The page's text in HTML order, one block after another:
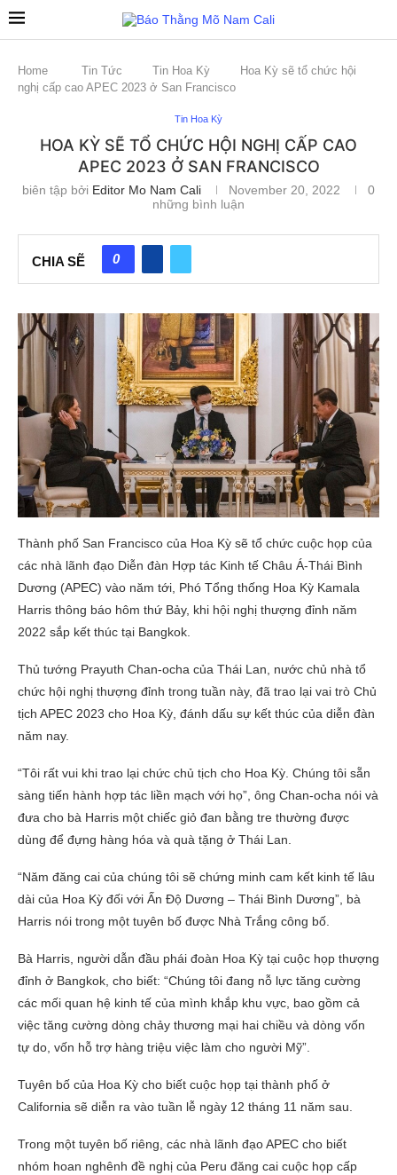
Home Tin Tức Tin Hoa Kỳ
Hoa Kỳ sẽ tổ chức hội
nghị cấp cao APEC 2023 ở San Francisco
Tin Hoa Kỳ
HOA KỲ SẼ TỔ CHỨC HỘI NGHỊ CẤP CAO
APEC 2023 Ở SAN FRANCISCO
biên tập bởi Editor Mo Nam Cali November 20, 2022
0
những bình luận
CHIA SẼ 0
Thành phố San Francisco của Hoa Kỳ sẽ tổ chức cuộc họp của
các nhà lãnh đạo Diễn đàn Hợp tác Kinh tế Châu Á-Thái Bình
Dương (APEC) vào năm tới, Phó Tổng thống Hoa Kỳ Kamala
Harris thông báo hôm thứ Bảy, khi hội nghị thượng đỉnh năm
2022 sắp kết thúc tại Bangkok.
Thủ tướng Prayuth Chan-ocha của Thái Lan, nước chủ nhà tổ
chức hội nghị thượng đỉnh trong tuần này, đã trao lại vai trò Chủ
tịch APEC 2023 cho Hoa Kỳ, đánh dấu sự kết thúc của diễn đàn
năm nay.
“Tôi rất vui khi trao lại chức chủ tịch cho Hoa Kỳ. Chúng tôi sẵn
sàng tiến hành hợp tác liền mạch với họ”, ông Chan-ocha nói và
đưa cho bà Harris một chiếc giỏ đan bằng tre thường được
dùng để đựng hàng hóa và quà tặng ở Thái Lan.
“Năm đăng cai của chúng tôi sẽ chứng minh cam kết kinh tế lâu
dài của Hoa Kỳ đối với Ấn Độ Dương – Thái Bình Dương”, bà
Harris nói trong một tuyên bố được Nhà Trắng công bố.
Bà Harris, người dẫn đầu phái đoàn Hoa Kỳ tại cuộc họp thượng
đỉnh ở Bangkok, cho biết: “Chúng tôi đang nỗ lực tăng cường
các mối quan hệ kinh tế của mình khắp khu vực, bao gồm cả
việc tăng cường dòng chảy thương mại hai chiều và dòng vốn
tự do, vốn hỗ trợ hàng triệu việc làm cho người Mỹ”.
Tuyên bố của Hoa Kỳ cho biết cuộc họp tại thành phố ở
California sẽ diễn ra vào tuần lễ ngày 12 tháng 11 năm sau.
Trong một tuyên bố riêng, các nhà lãnh đạo APEC cho biết
nhóm hoan nghênh đề nghị của Peru đăng cai cuộc họp cấp